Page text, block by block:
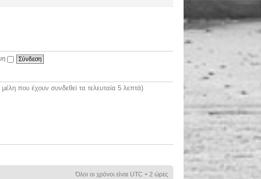
που έχουν συνδεθεί τα τελευταία 5 λεπτά)
Όλοι οι χρόνοι είναι UTC + 2 ώρες